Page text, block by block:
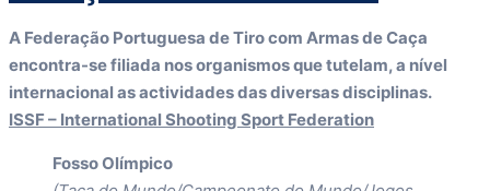
A Federação Portuguesa de Tiro com Armas de Caça
encontra-se filiada nos organismos que tutelam, a nível
internacional as actividades das diversas disciplinas.
ISSF – International Shooting Sport Federation
Fosso Olímpico